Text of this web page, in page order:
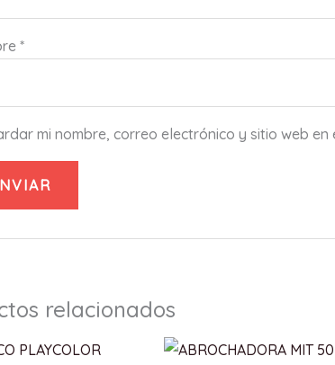
*
mi nombre, correo electrónico y sitio web
relacionados